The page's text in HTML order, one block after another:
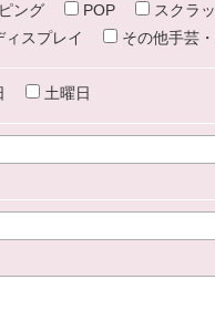
ング POP
スクラ
ィスプレイ その他手芸
土曜日